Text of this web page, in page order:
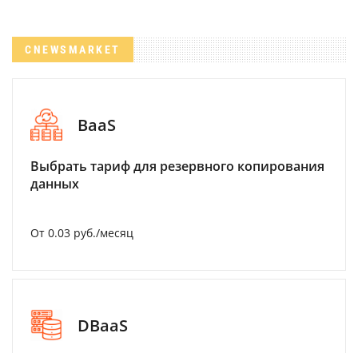
CNEWSMARKET
BaaS
Выбрать тариф для резервного копирования
данных
От 0.03 руб./месяц
DBaaS